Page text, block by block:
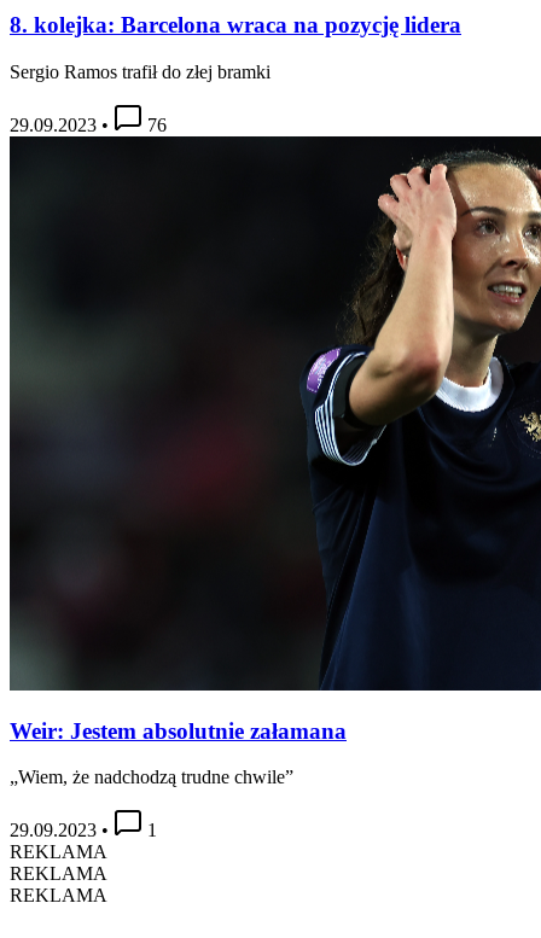
8. kolejka: Barcelona wraca na pozycję lidera
Sergio Ramos trafił do złej bramki
29.09.2023 • 76
Weir: Jestem absolutnie załamana
„Wiem, że nadchodzą trudne chwile”
29.09.2023 •
1
REKLAMA
REKLAMA
REKLAMA